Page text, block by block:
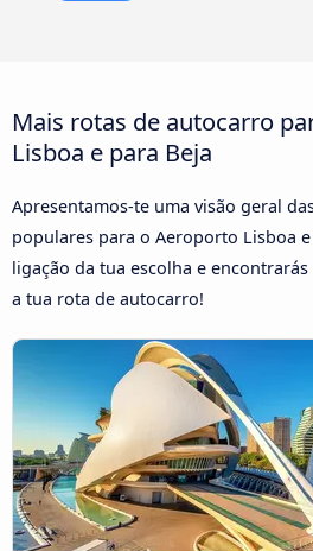
Mais rotas de autocarro
Lisboa e para Beja
Apresentamos-te uma visão geral
populares para o Aeroporto Lisboa
ligação da tua escolha e
a tua rota de autocarro!